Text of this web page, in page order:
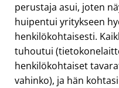
perustaja asui, joten
huipentui yritykseen
henkilökohtaisesti.
tuhoutui
henkilökohtaiset
vahinko), ja hän